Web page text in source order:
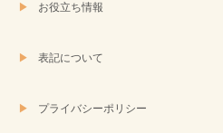
お役立ち情報
表記について
プライバシーポリシー